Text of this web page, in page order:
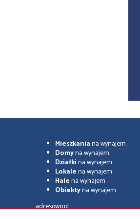
Mieszkaniana wynajem
Domyna wynajem
Działkina wynajem
Lokalena wynajem
Halena wynajem
Obiektyna wynajem
adresowo.pl